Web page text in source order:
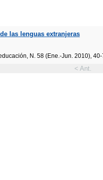
las lenguas extranjeras
N. 58 (Ene.-Jun. 2010), 40-
< Ant.